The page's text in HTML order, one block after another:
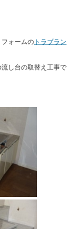
ォームの トラブラン
し台の取替え工事で